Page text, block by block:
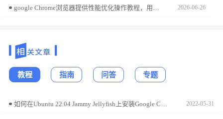
2026-06-26
教程 指南 问答 专题
2022-05-31